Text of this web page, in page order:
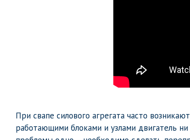
При свапе силового агрегата часто
работающими блоками и узлами двигатель